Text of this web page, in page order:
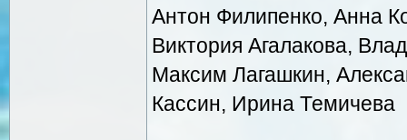
Антон Филипенко, Анна
Виктория Агалакова,
Максим Лагашкин,
Кассин, Ирина Темичева